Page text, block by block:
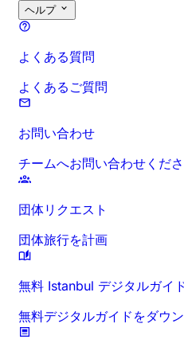
ヘルプ
よくある質問
よくあるご質問
お問い合わせ
チームへお問い合わせくだ
団体リクエスト
団体旅行を計画
無料 Istanbul デジタルガイ
無料デジタルガイドをダウ